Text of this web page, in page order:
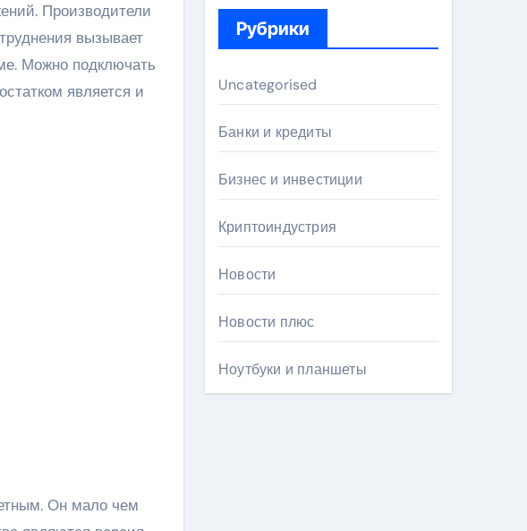
Производители
вызывает
Можно подключать
является и
Он мало чем
Рубрики
Uncategorised
Банки и кредиты
Бизнес и инвестиции
Криптоиндустрия
Новости
Новости плюс
Ноутбуки и планшеты